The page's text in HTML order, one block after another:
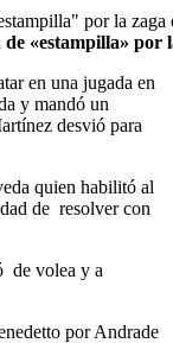
por
en una jugada en
y mandó un
desvió para
quien habilitó al
de resolver con
de volea y a
por Andrade